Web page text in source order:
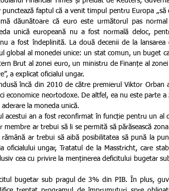
punctează faptul că a venit timpul pentru Europa „să
dăunătoare că euro este următorul pas
unică europeană nu a fost normală deloc,
a fost îndeplinită. La două decenii de la lansarea
global al monedei unice: un stat comun, un buget
Brut al zonei euro, un ministru de Finanțe al
a explicat oficialul ungar.
economice neortodoxe. De altfel, ea nu este parte a
la moneda unică.
ar trebui să li se permită să părăsească
ar trebui să aibă posibilitatea să pună la
oficialului ungar, Tratatul de la Masstricht, care
cea cu privire la menținerea deficitului bugetar